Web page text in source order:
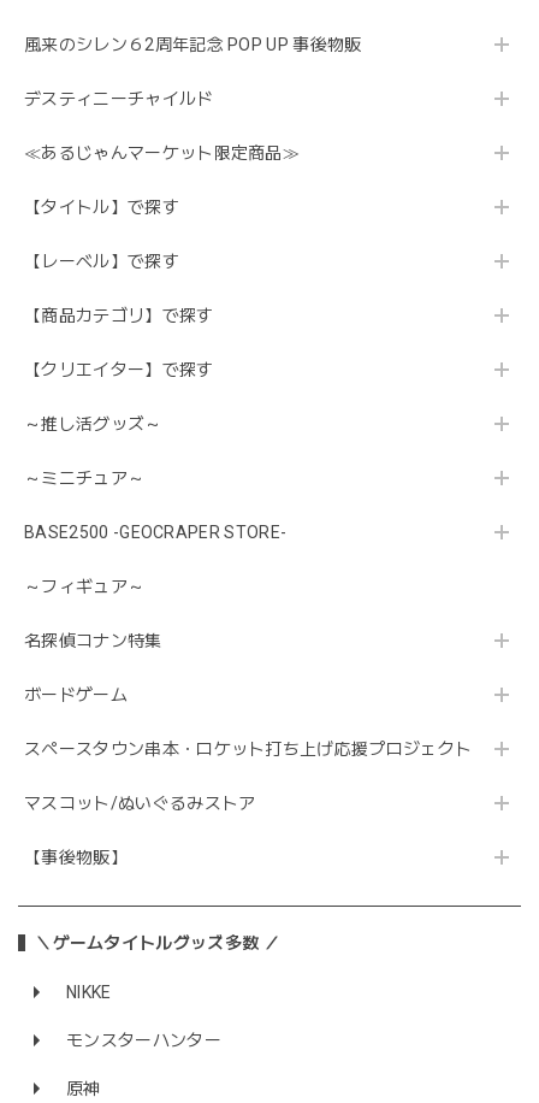
風来のシレン６2周年記念 POP UP 事後物販
デスティニーチャイルド
≪あるじゃんマーケット限定商品≫
【タイトル】で探す
【レーベル】で探す
【商品カテゴリ】で探す
【クリエイター】で探す
～推し活グッズ～
～ミニチュア～
BASE2500 -GEOCRAPER STORE-
～フィギュア～
名探偵コナン特集
ボードゲーム
スペースタウン串本・ロケット打ち上げ応援プロジェクト
マスコット/ぬいぐるみストア
【事後物販】
＼ゲームタイトルグッズ多数 ／
NIKKE
モンスターハンター
原神